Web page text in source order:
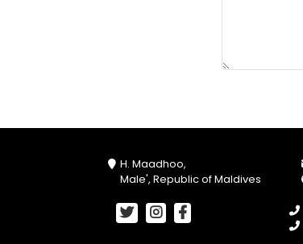
H. Maadhoo,
Male', Republic of Maldives